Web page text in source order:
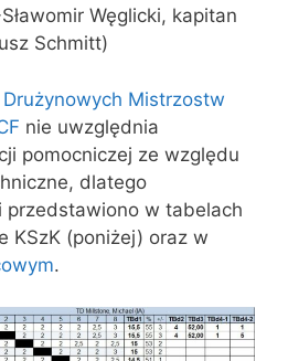
Węglicki, kapitan
Schmitt)
Drużynowych Mistrzostw
nie uwzględnia
pomocniczej ze względu
dlatego
przedstawiono w tabelach
KSzK (poniżej) oraz w
.